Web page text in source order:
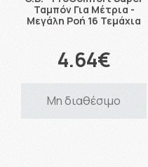
Ταμπόν Για Μέτρια -
Μεγάλη Ροή 16 Τεμάχια
4.64€
Μη διαθέσιμο